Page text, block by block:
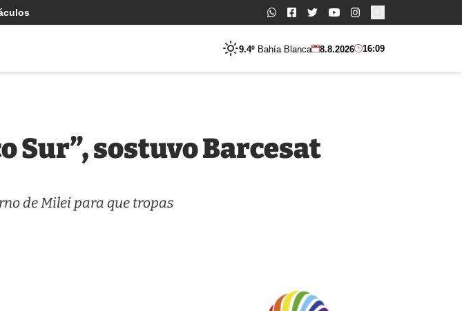
Buscar:
9.4º Bahía Blanca 8.8.2026 16:09
Sur”, sostuvo Barcesat
de Milei para que tropas